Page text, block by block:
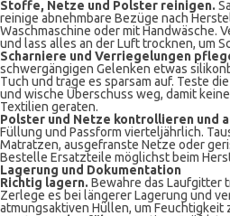
Stoffe, Netze und Polster reinigen.
reinige abnehmbare Bezüge nach
Waschmaschine oder mit Handwäsche.
und lass alles an der Luft trocknen, um
Scharniere und Verriegelungen
schwergängigen Gelenken etwas
Tuch und trage es sparsam auf. Teste
und wische Überschuss weg, damit
Textilien geraten.
Polster und Netze kontrollieren und
Füllung und Passform vierteljährlich.
Matratzen, ausgefranste Netze oder
Bestelle Ersatzteile möglichst beim
Lagerung und Dokumentation
Richtig lagern. Bewahre das Laufgitter
Zerlege es bei längerer Lagerung und
atmungsaktiven Hüllen, um Feuchtigkeit